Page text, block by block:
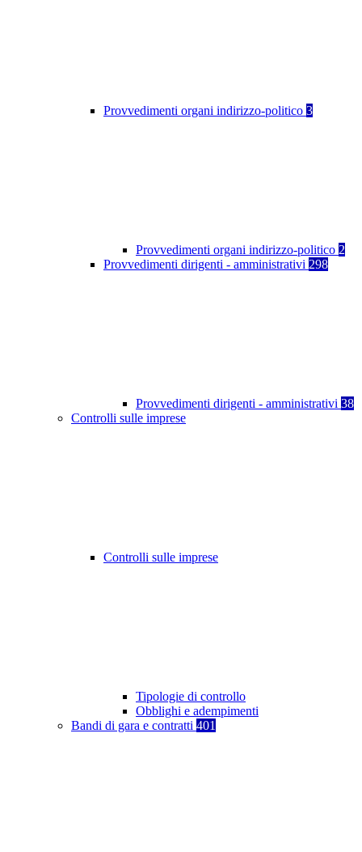
Provvedimenti organi indirizzo-politico 3
Provvedimenti organi indirizzo-politico 2
Provvedimenti dirigenti - amministrativi 298
Provvedimenti dirigenti - amministrativi 38
Controlli sulle imprese
Controlli sulle imprese
Tipologie di controllo
Obblighi e adempimenti
Bandi di gara e contratti 401